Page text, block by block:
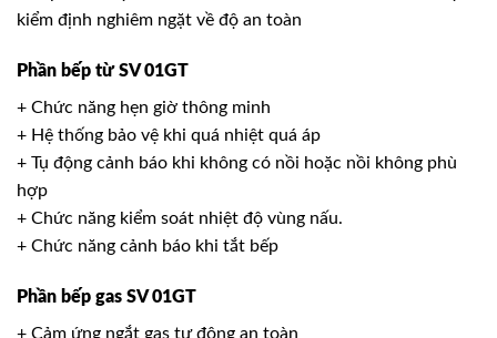
kiểm định nghiêm ngặt về độ an toàn
Phần bếp từSV 01GT
+ Chức năng hẹn giờ thông minh
+ Hệ thống bảo vệ khi quá nhiệt quá áp
+ Tụ động cảnh báo khi không có nồi hoặc nồi không phù
hợp
+ Chức năng kiểm soát nhiệt độ vùng nấu.
+ Chức năng cảnh báo khi tắt bếp
Phần bếp gas SV 01GT
+ Cảm ứng ngắt gas tự động an toàn